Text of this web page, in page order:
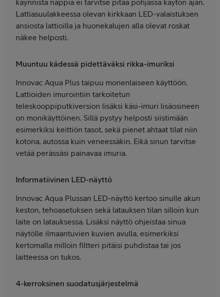
käynnistä nappia ei tarvitse pitää pohjassa käytön ajan.
Lattiasuulakkeessa olevan kirkkaan LED-valaistuksen
ansiosta lattioilla ja huonekalujen alla olevat roskat
näkee helposti.
Muuntuu kädessä pidettäväksi rikka-imuriksi
Innovac Aqua Plus taipuu monenlaiseen käyttöön.
Lattioiden imurointiin tarkoitetun
teleskooppiputkiversion lisäksi käsi-imuri lisäosineen
on monikäyttöinen. Sillä pystyy helposti siistimään
esimerkiksi keittiön tasot, sekä pienet ahtaat tilat niin
kotona, autossa kuin veneessäkin. Eikä sinun tarvitse
vetää perässäsi painavaa imuria.
Informatiivinen LED-näyttö
Innovac Aqua Plussan LED-näyttö kertoo sinulle akun
keston, tehoasetuksen sekä latauksen tilan silloin kun
laite on latauksessa. Lisäksi näyttö ohjeistaa sinua
näytölle ilmaantuvien kuvien avulla, esimerkiksi
kertomalla milloin filtteri pitäisi puhdistaa tai jos
laitteessa on tukos.
4-kerroksinen suodatusjärjestelmä